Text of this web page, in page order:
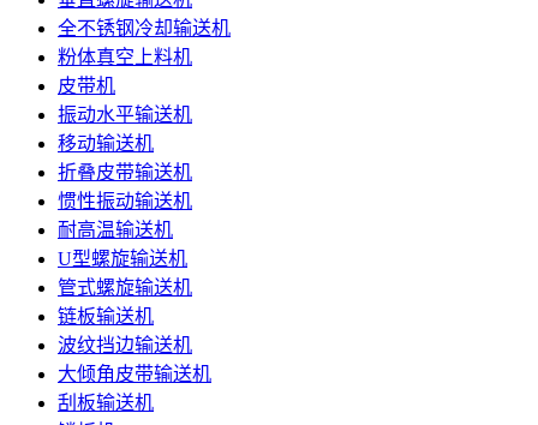
全不锈钢冷却输送机
粉体真空上料机
皮带机
振动水平输送机
移动输送机
折叠皮带输送机
惯性振动输送机
耐高温输送机
U型螺旋输送机
管式螺旋输送机
链板输送机
波纹挡边输送机
大倾角皮带输送机
刮板输送机